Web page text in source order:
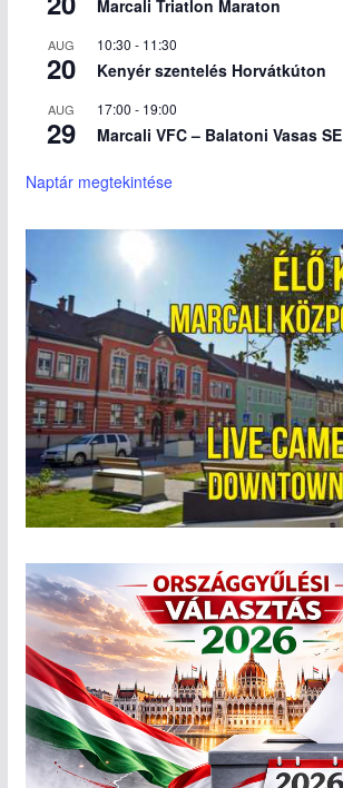
Marcali Triatlon Maraton
AUG
20
10:30 - 11:30
Kenyér szentelés Horvátkúton
AUG
29
17:00 - 19:00
Marcali VFC – Balatoni Vasas SE
Naptár megtekintése